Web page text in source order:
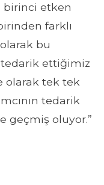
birinci etken
farklı
bu
ettiğimiz
olarak tek tek
tedarik
geçmiş oluyor.”